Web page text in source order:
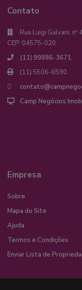
Contato
Rua Luigi Galvani, nº
CEP: 04575-020
(11) 99886-3671
(11) 5506-6590
Camp Negócios
Empresa
Sobre
Mapa do Site
Ajuda
Termos e Condições
Enviar Lista de